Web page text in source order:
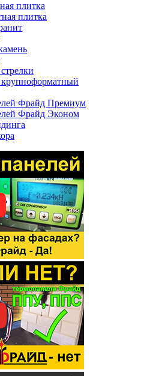
плитка
плитка
Фрайд Премиум
Фрайд Эконом